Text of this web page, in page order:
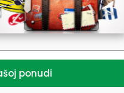
ponudi